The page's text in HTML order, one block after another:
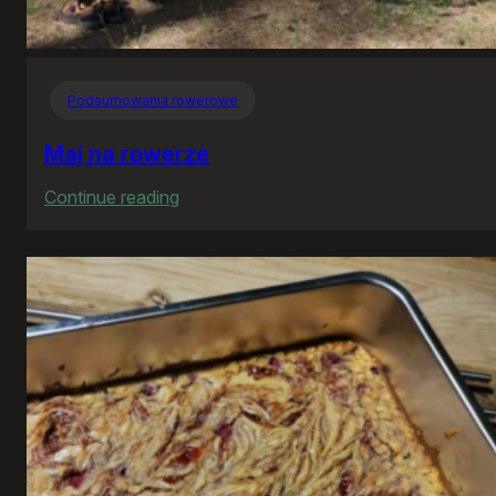
Podsumowania rowerowe
Maj na rowerze
Continue reading
na
rowerze